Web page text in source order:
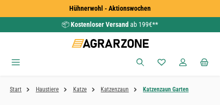
Zum Hauptinhalt springenHühnerwohl - Aktionswochen
📦Kostenloser Versand ab 199€**
Du hast 0
Start Haustiere Katze Katzenzaun Katzenzaun Garten